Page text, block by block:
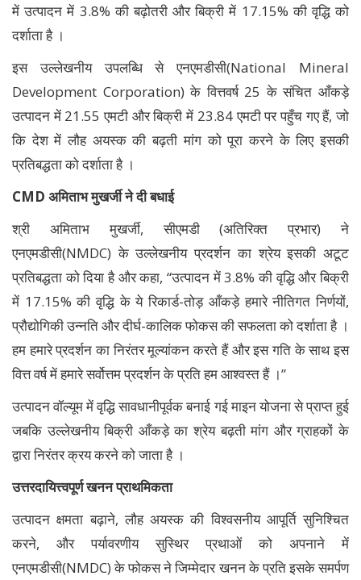
में उत्पादन में 3.8% की बढ़ोतरी और बिक्री में 17.15% की वृद्धि को
दर्शाता है ।
इस उल्लेखनीय उपलब्धि से एनएमडीसी(National Mineral
Development Corporation) के वित्तवर्ष 25 के संचित आँकड़े
उत्पादन में 21.55 एमटी और बिक्री में 23.84 एमटी पर पहुँच गए हैं, जो
कि देश में लौह अयस्क की बढ़ती मांग को पूरा करने के लिए इसकी
प्रतिबद्धता को दर्शाता है ।
CMD अमिताभ मुखर्जी ने दी बधाई
श्री अमिताभ मुखर्जी, सीएमडी (अतिरिक्त प्रभार) ने
एनएमडीसी(NMDC) के उल्लेखनीय प्रदर्शन का श्रेय इसकी अटूट
प्रतिबद्धता को दिया है और कहा, “उत्पादन में 3.8% की वृद्धि और बिक्री
में 17.15% की वृद्धि के ये रिकार्ड-तोड़ आँकड़े हमारे नीतिगत निर्णयों,
प्रौद्योगिकी उन्नति और दीर्घ-कालिक फोकस की सफलता को दर्शाता है ।
हम हमारे प्रदर्शन का निरंतर मूल्यांकन करते हैं और इस गति के साथ इस
वित्त वर्ष में हमारे सर्वोत्तम प्रदर्शन के प्रति हम आश्वस्त हैं ।”
उत्पादन वॉल्यूम में वृद्धि सावधानीपूर्वक बनाई गई माइन योजना से प्राप्त हुई
जबकि उल्लेखनीय बिक्री आँकड़े का श्रेय बढ़ती मांग और ग्राहकों के
द्वारा निरंतर क्रय करने को जाता है ।
उत्तरदायित्त्वपूर्ण खनन प्राथमिकता
उत्पादन क्षमता बढ़ाने, लौह अयस्क की विश्वसनीय आपूर्ति सुनिश्चित
करने, और पर्यावरणीय सुस्थिर प्रथाओं को अपनाने में
एनएमडीसी(NMDC) के फोकस ने जिम्मेदार खनन के प्रति इसके समर्पण